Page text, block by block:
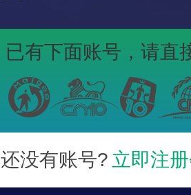
已有下面账号， 请直
还没有账号? 立即注